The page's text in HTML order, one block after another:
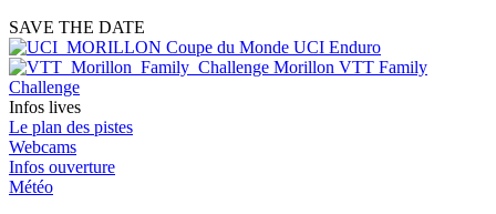
SAVE THE DATE
Coupe du Monde UCI Enduro
Morillon VTT Family
Challenge
Infos lives
Le plan des pistes
Webcams
Infos ouverture
Météo